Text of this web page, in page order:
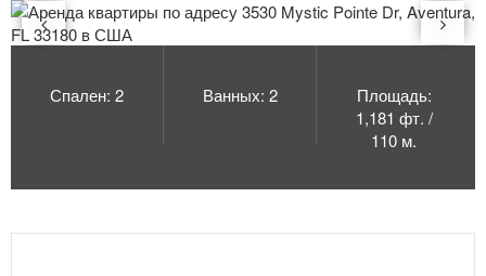
Спален: 2 Ванных: 2
Площадь:
1,181 фт. /
110 м.